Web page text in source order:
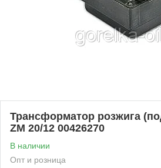
Трансформатор розжига
ZM 20/12 00426270
В наличии
Опт и розница